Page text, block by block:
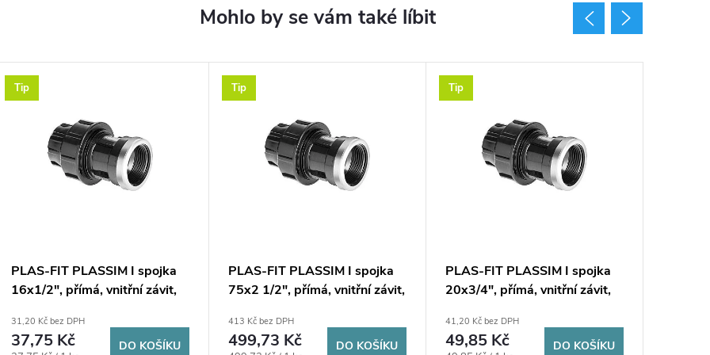
Tip
PLAS-FIT PLASSIM I spojka
16x1/2", přímá, vnitřní závit,
31,20 Kč bez DPH
37,75 Kč DO KOŠÍKU
Tip
PLAS-FIT PLASSIM I spojka
75x2 1/2", přímá, vnitřní závit,
413 Kč bez DPH
499,73 Kč DO KOŠÍKU
Tip
PLAS-FIT PLASSIM I spojka
20x3/4", přímá, vnitřní závit,
41,20 Kč bez DPH
49,85 Kč DO KOŠÍKU